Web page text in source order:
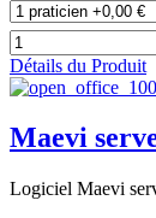
Détails du Produit
Maevi
Logiciel Maevi